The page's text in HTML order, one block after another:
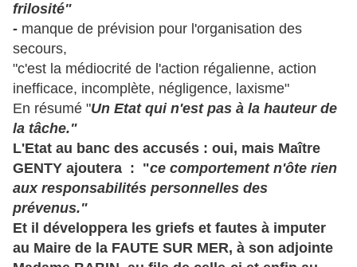
frilosité"
- manque de prévision pour l'organisation des
secours,
"c'est la médiocrité de l'action régalienne, action
inefficace, incomplète, négligence, laxisme"
En résumé "Un Etat qui n'est pas à la hauteur de
la tâche."
L'Etat au banc des accusés : oui, mais Maître
GENTY ajoutera : "ce comportement n'ôte rien
aux responsabilités personnelles des
prévenus."
Et il développera les griefs et fautes à imputer
au Maire de la FAUTE SUR MER, à son adjointe